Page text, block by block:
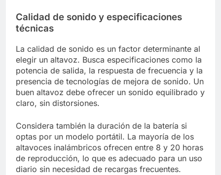
Calidad de sonido y especificaciones
técnicas
La calidad de sonido es un factor determinante al
elegir un altavoz. Busca especificaciones como la
potencia de salida, la respuesta de frecuencia y la
presencia de tecnologías de mejora de sonido. Un
buen altavoz debe ofrecer un sonido equilibrado y
claro, sin distorsiones.
Considera también la duración de la batería si
optas por un modelo portátil. La mayoría de los
altavoces inalámbricos ofrecen entre 8 y 20 horas
de reproducción, lo que es adecuado para un uso
diario sin necesidad de recargas frecuentes.